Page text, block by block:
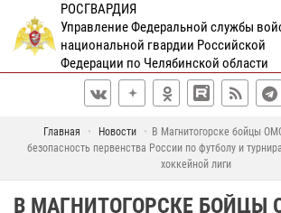
РОСГВАРДИЯ
Управление Федеральной службы
национальной гвардии Российской
Федерации по Челябинской области
Главная Новости
В Магнитогорске бойцы
безопасность первенства России по футболу и
хоккейной лиги
В МАГНИТОГОРСКЕ БОЙЦЫ